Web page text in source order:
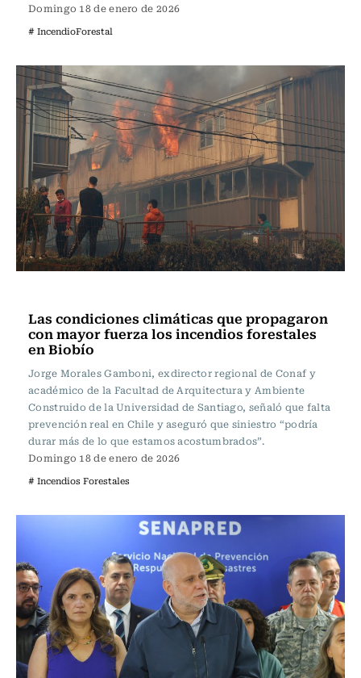
Domingo 18 de enero de 2026
# IncendioForestal
Las condiciones climáticas que propagaron
con mayor fuerza los incendios forestales
en Biobío
Jorge Morales Gamboni, exdirector regional de Conaf y
académico de la Facultad de Arquitectura y Ambiente
Construido de la Universidad de Santiago, señaló que falta
prevención real en Chile y aseguró que siniestro “podría
durar más de lo que estamos acostumbrados”.
Domingo 18 de enero de 2026
# Incendios Forestales